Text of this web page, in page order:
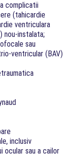
complicatii
(tahicardie
ventriculara
nou-instalata;
sau
ventricular (BAV)
inclusiv
ocular sau a cailor